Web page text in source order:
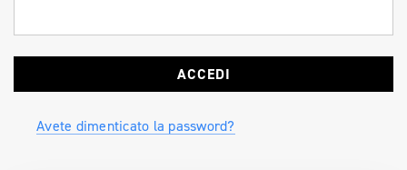
Avete dimenticato la password?